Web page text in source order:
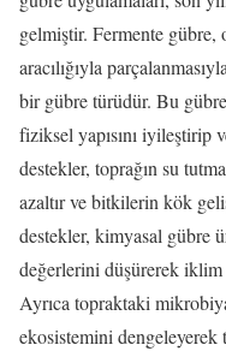
gelmiştir. Fermente gübre,
aracılığıyla
bir gübre türüdür. Bu
fiziksel yapısını iyileştirip
destekler, toprağın su
azaltır ve bitkilerin kök
destekler, kimyasal gübre
değerlerini düşürerek
Ayrıca topraktaki
ekosistemini dengeleyerek